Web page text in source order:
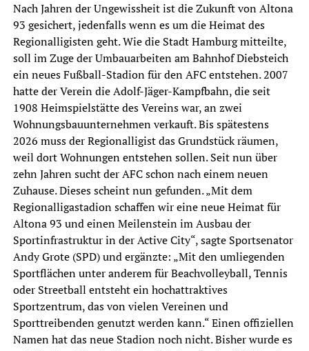
Nach Jahren der Ungewissheit ist die Zukunft von Altona
93 gesichert, jedenfalls wenn es um die Heimat des
Regionalligisten geht. Wie die Stadt Hamburg mitteilte,
soll im Zuge der Umbauarbeiten am Bahnhof Diebsteich
ein neues Fußball-Stadion für den AFC entstehen. 2007
hatte der Verein die Adolf-Jäger-Kampfbahn, die seit
1908 Heimspielstätte des Vereins war, an zwei
Wohnungsbauunternehmen verkauft. Bis spätestens
2026 muss der Regionalligist das Grundstück räumen,
weil dort Wohnungen entstehen sollen. Seit nun über
zehn Jahren sucht der AFC schon nach einem neuen
Zuhause. Dieses scheint nun gefunden. „Mit dem
Regionalligastadion schaffen wir eine neue Heimat für
Altona 93 und einen Meilenstein im Ausbau der
Sportinfrastruktur in der Active City“, sagte Sportsenator
Andy Grote (SPD) und ergänzte: „Mit den umliegenden
Sportflächen unter anderem für Beachvolleyball, Tennis
oder Streetball entsteht ein hochattraktives
Sportzentrum, das von vielen Vereinen und
Sporttreibenden genutzt werden kann.“ Einen offiziellen
Namen hat das neue Stadion noch nicht. Bisher wurde es